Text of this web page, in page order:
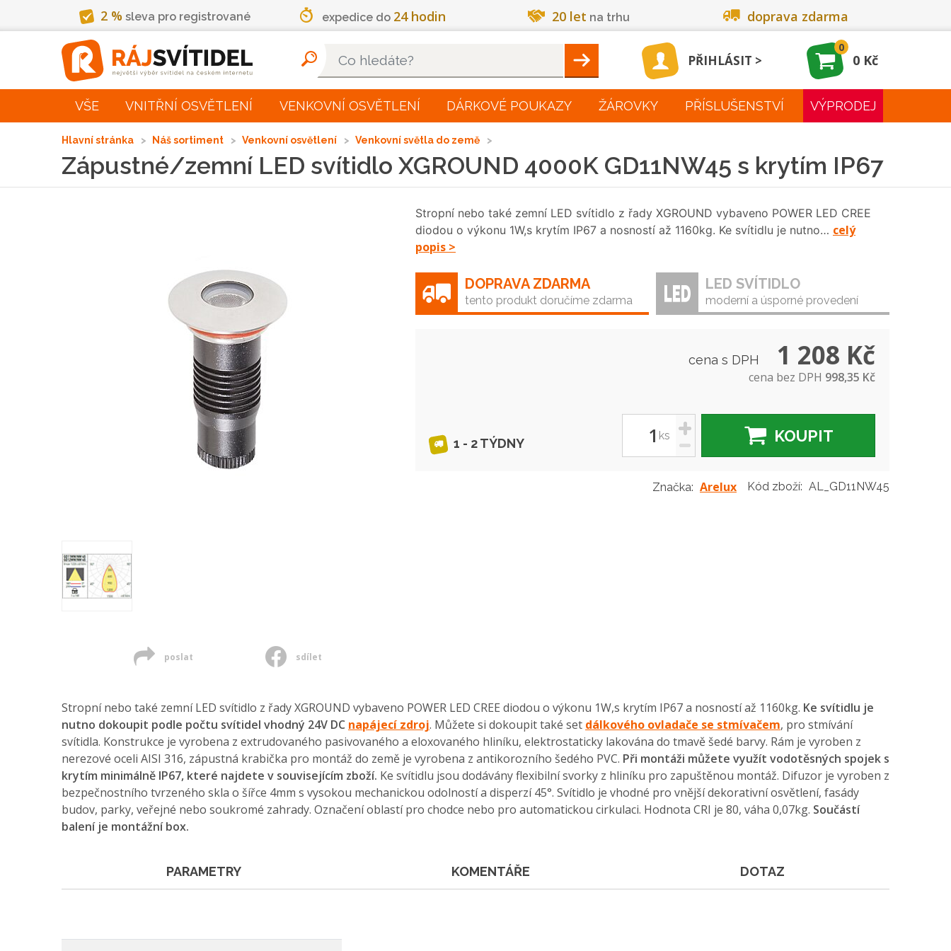
2 % sleva pro registrované expedice do 24 hodin 20 let na trhu doprava zdarma
Hleadat PŘIHLÁSIT
0
0 Kč
VŠE VNITŘNÍ OSVĚTLENÍ VENKOVNÍ OSVĚTLENÍ DÁRKOVÉ POUKAZY ŽÁROVKY PŘÍSLUŠENSTVÍ VÝPRODEJ
Hlavní stránka Náš sortiment Venkovní osvětlení Venkovní světla do země
Zápustné/zemní LED svítidlo XGROUND 4000K GD11NW45 s krytím IP67
poslat sdílet
Stropní nebo také zemní LED svítidlo z řady XGROUND vybaveno POWER LED CREE
diodou o výkonu 1W,s krytím IP67 a nosností až 1160kg. Ke svítidlu je nutno… celý
popis >
DOPRAVA ZDARMA
tento produkt doručíme zdarma
LED SVÍTIDLO
moderní a úsporné provedení
1 - 2 TÝDNY
cena s DPH 1 208 Kč
cena bez DPH 998,35 Kč
ks
+
-
KOUPIT
Značka: Arelux Kód zboží: AL_GD11NW45
Stropní nebo také zemní LED svítidlo z řady XGROUND vybaveno POWER LED CREE diodou o výkonu 1W,s krytím IP67 a nosností až 1160kg. Ke svítidlu je
nutno dokoupit podle počtu svítidel vhodný 24V DC napájecí zdroj. Můžete si dokoupit také set dálkového ovladače se stmívačem, pro stmívání
svítidla. Konstrukce je vyrobena z extrudovaného pasivovaného a eloxovaného hliníku, elektrostaticky lakována do tmavě šedé barvy. Rám je vyroben z
nerezové oceli AISI 316, zápustná krabička pro montáž do země je vyrobena z antikorozního šedého PVC. Při montáži můžete využít vodotěsných spojek s
krytím minimálně IP67, které najdete v souvisejícím zboží. Ke svítidlu jsou dodávány flexibilní svorky z hliníku pro zapuštěnou montáž. Difuzor je vyroben z
bezpečnostního tvrzeného skla o šířce 4mm s vysokou mechanickou odolností a disperzí 45°. Svítidlo je vhodné pro vnější dekorativní osvětlení, fasády
budov, parky, veřejné nebo soukromé zahrady. Označení oblastí pro chodce nebo pro automatickou cirkulaci. Hodnota CRI je 80, váha 0,07kg. Součástí
balení je montážní box.
PARAMETRY KOMENTÁŘE DOTAZ